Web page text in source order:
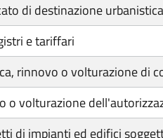
di destinazione
e tariffari
rinnovo o volturazione di
o volturazione
di impianti ed edifici